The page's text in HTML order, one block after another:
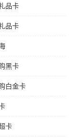
品卡
品卡
黑卡
白金卡
卡